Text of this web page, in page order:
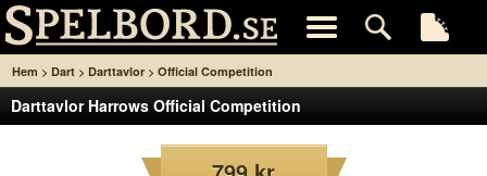
Hem > Dart > Darttavlor > Official Competition
Darttavlor Harrows Official Competition